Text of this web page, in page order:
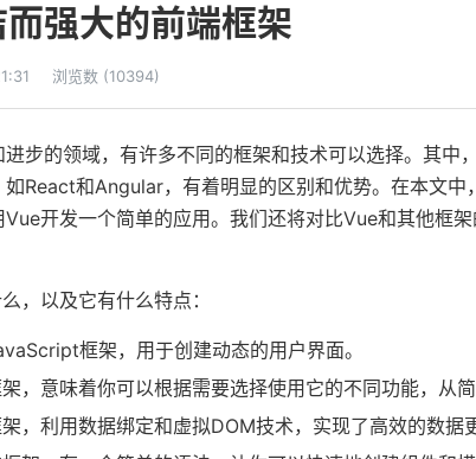
强大的前端框架
浏览数 (10394)
步的领域，有许多不同的框架和技术可以选择。其中
React和Angular，有着明显的区别和优势。在本文中
开发一个简单的应用。我们还将对比Vue和其他框
，以及它有什么特点：
框架，用于创建动态的用户界面。
，意味着你可以根据需要选择使用它的不同功能，从
，利用数据绑定和虚拟DOM技术，实现了高效的数据